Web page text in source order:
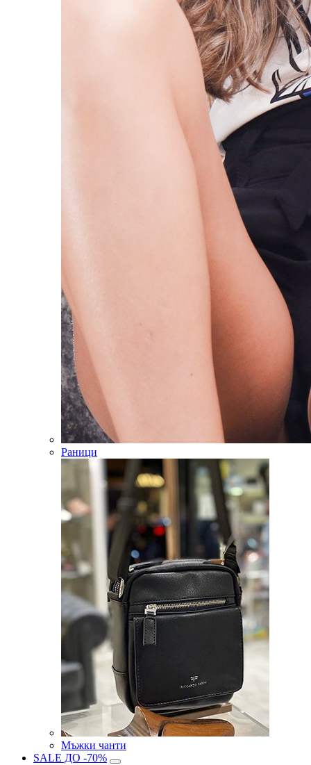
Раници
Мъжки чанти
SALE ДО -70%